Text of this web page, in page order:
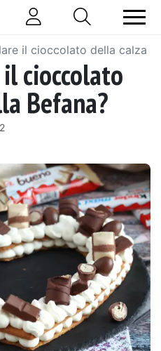
il cioccolato della calza
cioccolato
Befana?